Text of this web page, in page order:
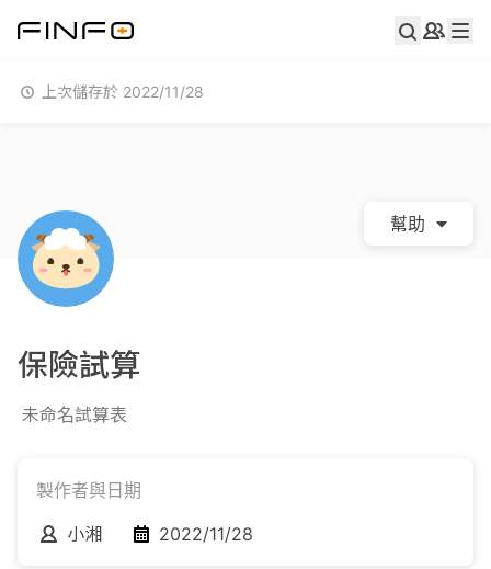
上次儲存於 2022/11/28
幫助
保險試算
未命名試算表
製作者與日期
小湘
2022/11/28